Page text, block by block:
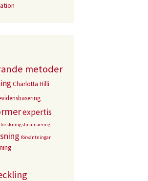
metoder
Charlotta Hilli
expertis
forskningsfinansiering
förväntningar